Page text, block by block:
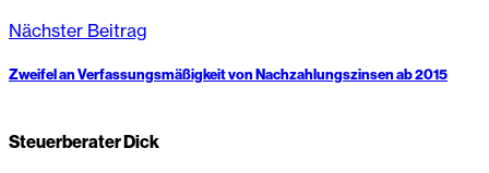
Nächster Beitrag
Zweifel an Verfassungsmäßigkeit von Nachzahlungszinsen ab 2015
Steuerberater Dick